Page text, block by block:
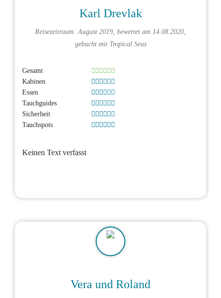
Karl Drevlak
Reisezeitraum: August 2019, bewertet am 14.08.2020,
gebucht mit Tropical Seas
Gesamt
Kabinen
Essen
Tauchguides
Sicherheit
Tauchspots
Keinen Text verfasst
Vera und Roland